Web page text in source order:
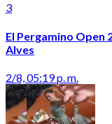
3
El Pergamino Open
Alves
2/8, 05:19 p. m.